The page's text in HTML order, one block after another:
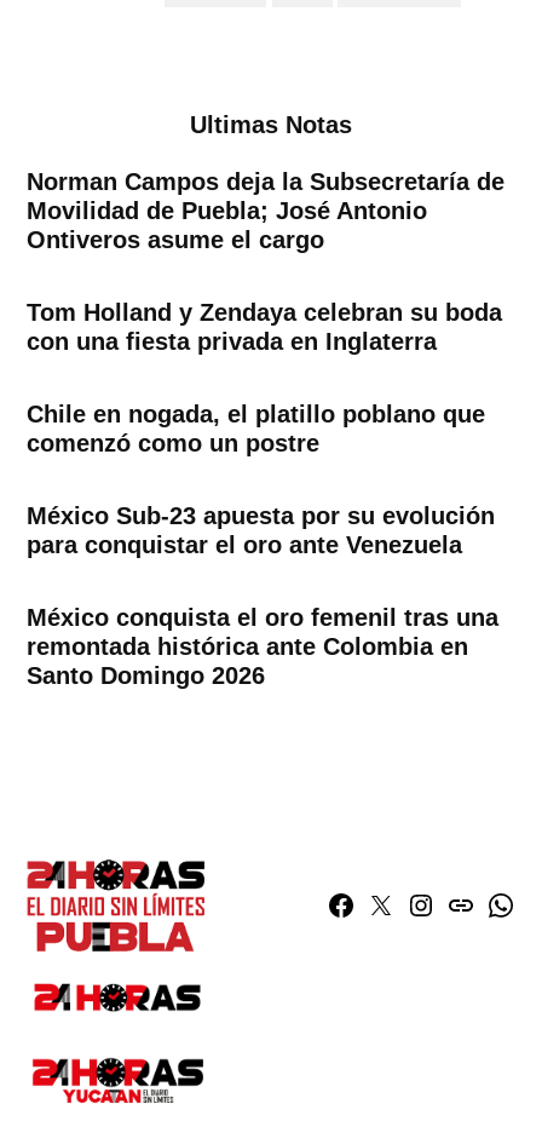
Ultimas Notas
Norman Campos deja la Subsecretaría de
Movilidad de Puebla; José Antonio
Ontiveros asume el cargo
Tom Holland y Zendaya celebran su boda
con una fiesta privada en Inglaterra
Chile en nogada, el platillo poblano que
comenzó como un postre
México Sub-23 apuesta por su evolución
para conquistar el oro ante Venezuela
México conquista el oro femenil tras una
remontada histórica ante Colombia en
Santo Domingo 2026
Facebook
TwitterInstagram
issuu